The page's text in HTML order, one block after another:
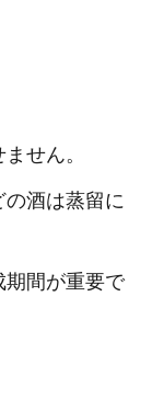
せん。
酒は蒸留に
期間が重要で